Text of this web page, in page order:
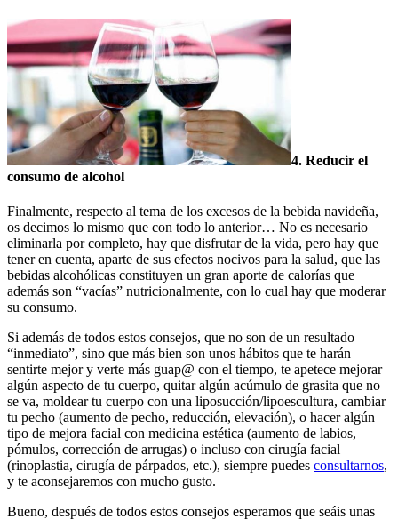
4. Reducir el
consumo de alcohol
Finalmente, respecto al tema de los excesos de la bebida navideña,
os decimos lo mismo que con todo lo anterior… No es necesario
eliminarla por completo, hay que disfrutar de la vida, pero hay que
tener en cuenta, aparte de sus efectos nocivos para la salud, que las
bebidas alcohólicas constituyen un gran aporte de calorías que
además son “vacías” nutricionalmente, con lo cual hay que moderar
su consumo.
Si además de todos estos consejos, que no son de un resultado
“inmediato”, sino que más bien son unos hábitos que te harán
sentirte mejor y verte más guap@ con el tiempo, te apetece mejorar
algún aspecto de tu cuerpo, quitar algún acúmulo de grasita que no
se va, moldear tu cuerpo con una liposucción/lipoescultura, cambiar
tu pecho (aumento de pecho, reducción, elevación), o hacer algún
tipo de mejora facial con medicina estética (aumento de labios,
pómulos, corrección de arrugas) o incluso con cirugía facial
(rinoplastia, cirugía de párpados, etc.), siempre puedes consultarnos,
y te aconsejaremos con mucho gusto.
Bueno, después de todos estos consejos esperamos que seáis unas